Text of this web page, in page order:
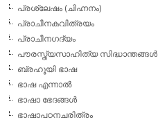
പ്രശ്ലേഷം (ചിഹ്നനം)
പ്രാചീനകവിത്രയം
പ്രാചീനഗദ്യം
പൗരസ്ത്യസാഹിത്യ സിദ്ധാന്തങ്ങള്‍
ബ്രഹൂയി ഭാഷ
ഭാഷ എന്നാല്‍
ഭാഷാ ഭേദങ്ങള്‍
ഭാഷാപഠനചരിത്രം